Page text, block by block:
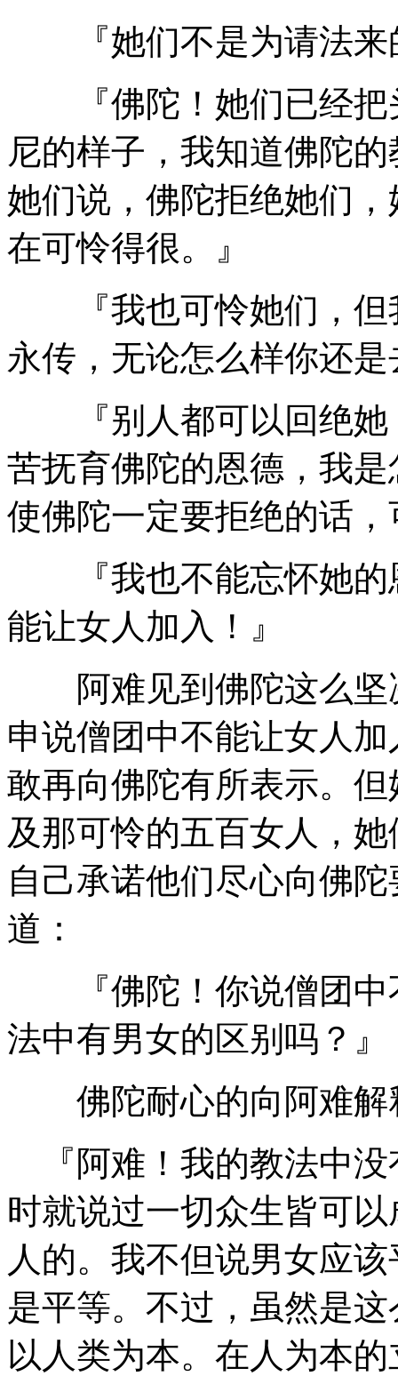
『她们不是为请法来
『佛陀！她们已经把
尼的样子，我知道佛陀
她们说，佛陀拒绝她们
在可怜得很。』
『我也可怜她们，但
永传，无论怎么样你还
『别人都可以回绝她
苦抚育佛陀的恩德，我
使佛陀一定要拒绝的话
『我也不能忘怀她的
能让女人加入！』
阿难见到佛陀这么坚
申说僧团中不能让女人
敢再向佛陀有所表示。
及那可怜的五百女人，
自己承诺他们尽心向佛
道：
『佛陀！你说僧团中
法中有男女的区别吗？』
佛陀耐心的向阿难解
『阿难！我的教法中没
时就说过一切众生皆可
人的。我不但说男女应
是平等。不过，虽然是
以人类为本。在人为本